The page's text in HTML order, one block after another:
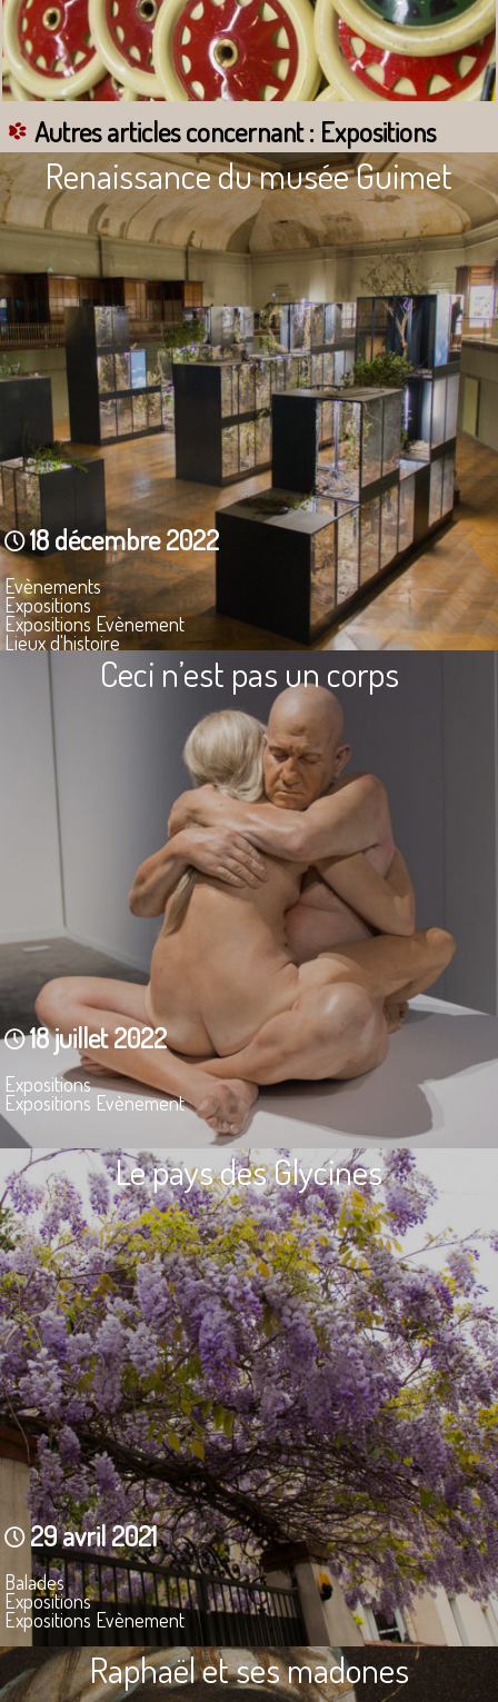
Autres articles concernant : Expositions
Renaissance du musée Guimet
18 décembre 2022
Evènements
Expositions
Expositions Evènement
Lieux d'histoire
Musées Ceci n’est pas un corps
18 juillet 2022
Expositions
Expositions Evènement
Le pays des Glycines
29 avril 2021
Balades
Expositions
Expositions Evènement
Raphaël et ses madones